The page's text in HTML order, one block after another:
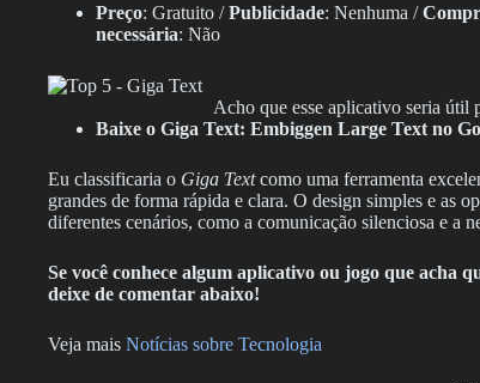
Preço: Gratuito /Publicidade: Nenhuma /
necessária: Não
Acho que esse aplicativo seria
Baixe o Giga Text: Embiggen Large Text no
Eu classificaria o Giga Textcomo uma ferramenta
grandes de forma rápida e clara. O design simples e as
diferentes cenários, como a comunicação silenciosa e a
Se você conhece algum aplicativo ou jogo que acha
deixe de comentar abaixo!
Veja mais Notícias sobre Tecnologia